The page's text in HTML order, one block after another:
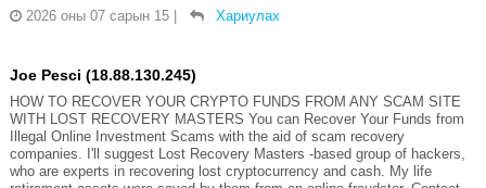
2026 оны 07 сарын 15
Хариулах
Joe Pesci (18.88.130.245)
HOW TO RECOVER YOUR CRYPTO FUNDS FROM ANY SCAM SITE
WITH LOST RECOVERY MASTERS You can Recover Your Funds from
Illegal Online Investment Scams with the aid of scam recovery
companies. I'll suggest Lost Recovery Masters -based group of hackers,
who are experts in recovering lost cryptocurrency and cash. My life